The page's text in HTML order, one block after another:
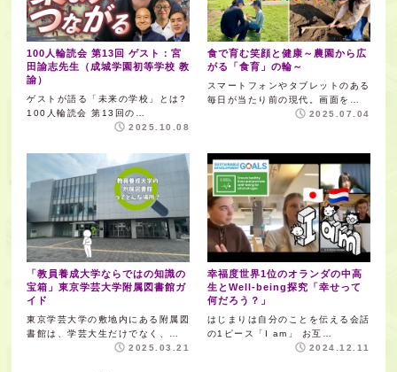
100人輪読会 第13回 ゲスト：宮
田諭志先生（成城学園初等学校 教
諭）
ゲストが語る「未来の学校」とは?
100人輪読会 第13回の…
2025.10.08
食で育む笑顔と健康～農園から広
がる「食育」の輪～
スマートフォンやタブレットのある
毎日が当たり前の現代。画面を…
2025.07.04
「教員養成大学ならではの知識の
宝箱」東京学芸大学附属図書館ガ
イド
東京学芸大学の敷地内にある附属図
書館は、学芸大生だけでなく、…
2025.03.21
幸福度世界1位のオランダの中高
生とWell-being探究「幸せって
何だろう？」
はじまりは自分のことを伝える会話
の1ピース「I am」 お互…
2024.12.11